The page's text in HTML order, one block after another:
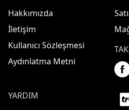
Hakkımızda
İletişim
Kullanıcı Sözleşmesi
Aydınlatma Metni
YARDIM